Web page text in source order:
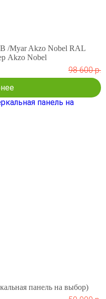
/Myar Akzo Nobel RAL
Akzo Nobel
98 600 р.
панель на выбор)